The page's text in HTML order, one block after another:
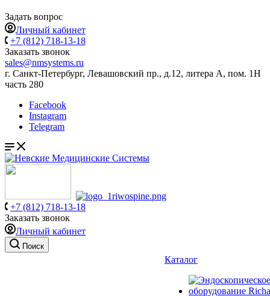
Задать вопрос
Личный кабинет
+7 (812) 718-13-18
Заказать звонок
sales@nmsystems.ru
г. Санкт-Петербург, Левашовский пр., д.12, литера А, пом. 1Н
часть 280
Facebook
Instagram
Telegram
+7 (812) 718-13-18
Заказать звонок
Личный кабинет
Поиск
Каталог